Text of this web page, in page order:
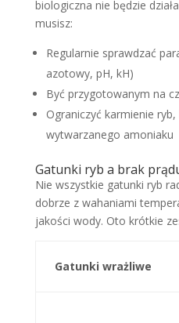
biologiczna nie będzie
musisz:
Regularnie sprawdzać
azotowy, pH, kH)
Być przygotowanym na
Ograniczyć karmienie
wytwarzanego amoniaku
Gatunki ryb a brak
Nie wszystkie gatunki ryb
dobrze z wahaniami
jakości wody. Oto krótkie
Gatunki wrażliwe